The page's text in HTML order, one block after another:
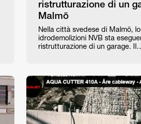
ristrutturazione di un
Malmö
Nella città svedese di Malmö,
idrodemolizioni NVB sta
ristrutturazione di un garage.